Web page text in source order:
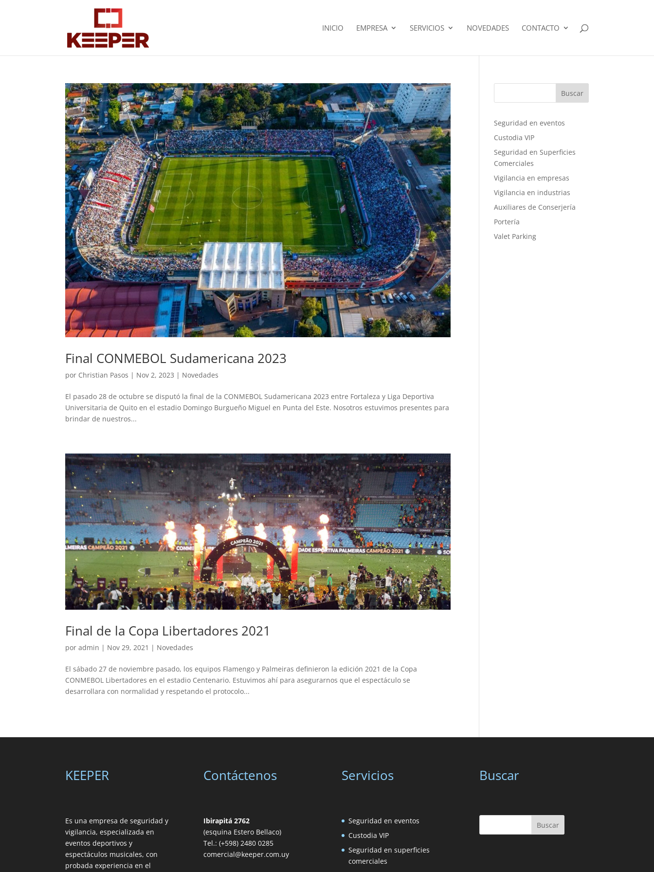
INICIO EMPRESA SERVICIOS NOVEDADES CONTACTO
Final CONMEBOL Sudamericana 2023
por Christian Pasos | Nov 2, 2023 | Novedades
El pasado 28 de octubre se disputó la final de la CONMEBOL Sudamericana 2023 entre Fortaleza y Liga Deportiva
Universitaria de Quito en el estadio Domingo Burgueño Miguel en Punta del Este. Nosotros estuvimos presentes para
brindar de nuestros...
Final de la Copa Libertadores 2021
poradmin | Nov 29, 2021 | Novedades
El sábado 27 de noviembre pasado, los equipos Flamengo y Palmeiras definieron la edición 2021 de la Copa
CONMEBOL Libertadores en el estadio Centenario. Estuvimos ahí para asegurarnos que el espectáculo se
desarrollara con normalidad y respetando el protocolo...
Buscar
Seguridad en eventos
Custodia VIP
Seguridad en Superficies
Comerciales
Vigilancia en empresas
Vigilancia en industrias
Auxiliares de Conserjería
Portería
Valet Parking
KEEPER
Es una empresa de seguridad y
vigilancia, especializada en
eventos deportivos y
espectáculos musicales, con
probada experiencia en el
Contáctenos
Ibirapitá 2762
(esquina Estero Bellaco)
Tel.: (+598) 2480 0285
comercial@keeper.com.uy
Servicios
Seguridad en eventos
Custodia VIP
Seguridad en superficies
comerciales
Buscar
Buscar